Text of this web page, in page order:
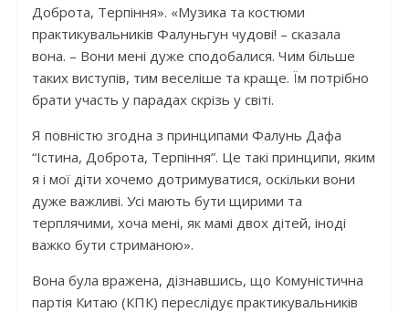
Доброта, Терпіння». «Музика та костюми
практикувальників Фалуньгун чудові! – сказала
вона. – Вони мені дуже сподобалися. Чим більше
таких виступів, тим веселіше та краще. Їм потрібно
брати участь у парадах скрізь у світі.
Я повністю згодна з принципами Фалунь Дафа
“Істина, Доброта, Терпіння”. Це такі принципи, яким
я і мої діти хочемо дотримуватися, оскільки вони
дуже важливі. Усі мають бути щирими та
терплячими, хоча мені, як мамі двох дітей, іноді
важко бути стриманою».
Вона була вражена, дізнавшись, що Комуністична
партія Китаю (КПК) переслідує практикувальників